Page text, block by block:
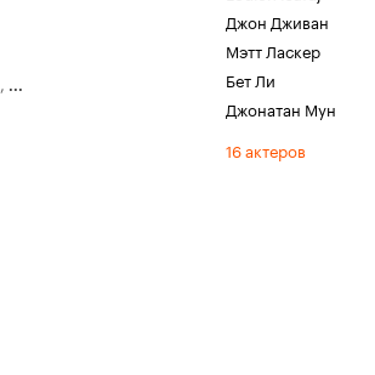
, ...
Джон Дживан
Мэтт Ласкер
Бет Ли
Джонатан Мун
16 актеров